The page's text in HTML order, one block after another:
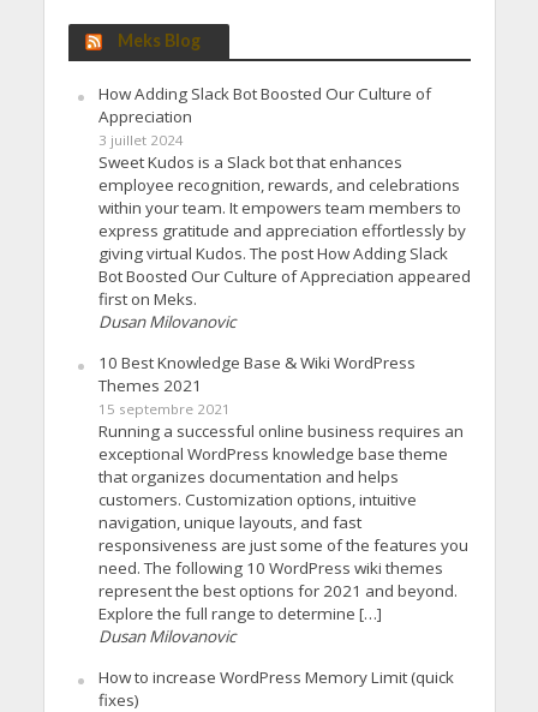
Meks Blog
How Adding Slack Bot Boosted Our Culture of
Appreciation
3 juillet 2024
Sweet Kudos is a Slack bot that enhances
employee recognition, rewards, and celebrations
within your team. It empowers team members to
express gratitude and appreciation effortlessly by
giving virtual Kudos. The post How Adding Slack
Bot Boosted Our Culture of Appreciation appeared
first on Meks.
Dusan Milovanovic
10 Best Knowledge Base & Wiki WordPress
Themes 2021
15 septembre 2021
Running a successful online business requires an
exceptional WordPress knowledge base theme
that organizes documentation and helps
customers. Customization options, intuitive
navigation, unique layouts, and fast
responsiveness are just some of the features you
need. The following 10 WordPress wiki themes
represent the best options for 2021 and beyond.
Explore the full range to determine […]
Dusan Milovanovic
How to increase WordPress Memory Limit (quick
fixes)